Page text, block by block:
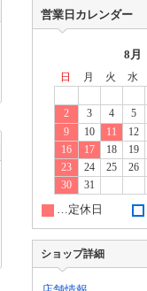
営業日カレンダー
8月
日 月 火 水
2
3 4 5
9
10 11 12
16
17 18 19
23
24 25 26
30
31
…定休日
ショップ詳細